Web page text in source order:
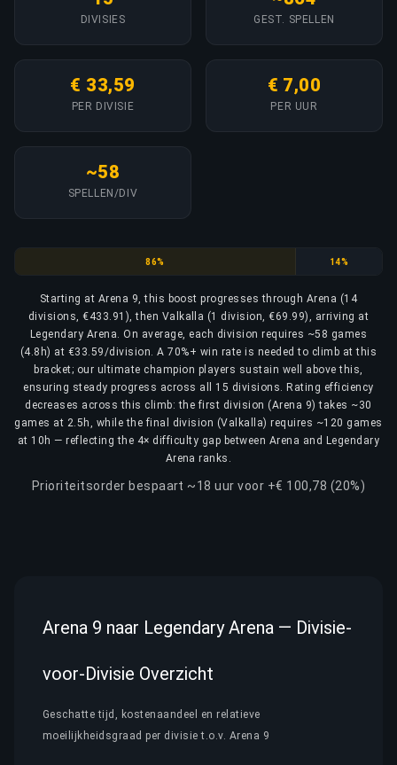
DIVISIES GEST. SPELLEN
€ 33,59
PER DIVISIE
€ 7,00
PER UUR
~58
SPELLEN/DIV
Arena
86% Valkalla
14%
Starting at Arena 9, this boost progresses through Arena (14
divisions, €433.91), then Valkalla (1 division, €69.99), arriving at
Legendary Arena. On average, each division requires ~58 games
(4.8h) at €33.59/division. A 70%+ win rate is needed to climb at this
bracket; our ultimate champion players sustain well above this,
ensuring steady progress across all 15 divisions. Rating efficiency
decreases across this climb: the first division (Arena 9) takes ~30
games at 2.5h, while the final division (Valkalla) requires ~120 games
at 10h — reflecting the 4× difficulty gap between Arena and Legendary
Arena ranks.
Prioriteitsorder bespaart ~18 uur voor +€ 100,78 (20%)
Arena 9 naar Legendary Arena — Divisie-
voor-Divisie Overzicht
Geschatte tijd, kostenaandeel en relatieve
moeilijkheidsgraad per divisie t.o.v. Arena 9